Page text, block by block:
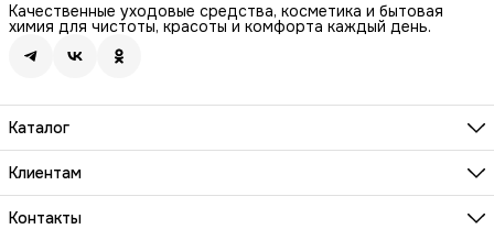
Качественные уходовые средства, косметика и бытовая
химия для чистоты, красоты и комфорта каждый день.
Каталог
Бренды
Волосы
Макияж
Клиентам
О компании
Реквизиты
Контакты